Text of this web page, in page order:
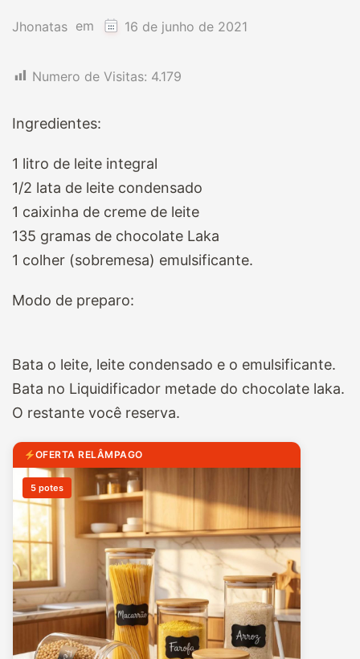
Jhonatas em 16 de junho de 2021
Numero de Visitas: 4.179
Ingredientes:
1 litro de leite integral
1/2 lata de leite condensado
1 caixinha de creme de leite
135 gramas de chocolate Laka
1 colher (sobremesa) emulsificante.
Modo de preparo:
Bata o leite, leite condensado e o emulsificante.
Bata no Liquidificador metade do chocolate laka.
O restante você reserva.
OFERTA RELÂMPAGO
5 potes